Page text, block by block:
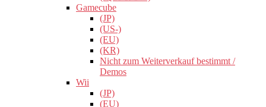
Gamecube
(JP)
(US-)
(EU)
(KR)
Nicht zum Weiterverkauf bestimmt /
Demos
Wii
(JP)
(EU)